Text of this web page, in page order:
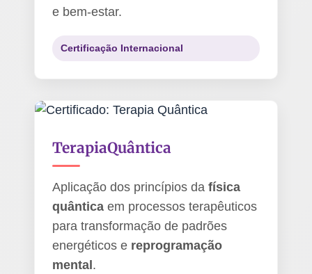
e bem-estar.
Certificação Internacional
TerapiaQuântica
Aplicação dos princípios da física
quântica em processos terapêuticos
para transformação de padrões
energéticos e reprogramação
mental.